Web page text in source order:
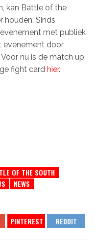
kan Battle of the
houden. Sinds
met publiek
evenement door
nu is de match up
fight card hier.
OF THE SOUTH
NEWS